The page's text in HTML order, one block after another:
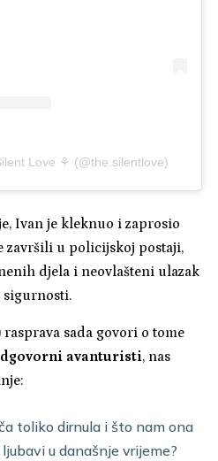
Love ⚘️ (@the.silentlove)
Ivan je kleknuo i zaprosio
završili u policijskoj postaji,
djela i neovlašteni ulazak
sigurnosti.
sada govori o tome
avanturisti, nas
toliko dirnula i što nam ona
u današnje vrijeme?